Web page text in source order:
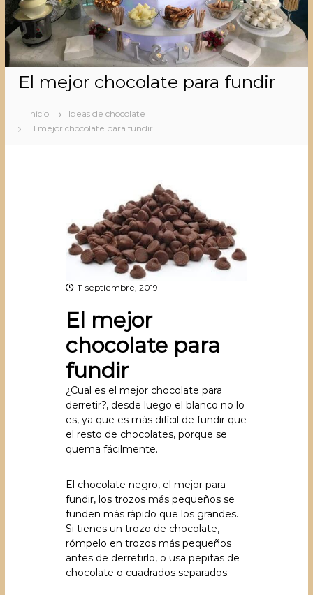
El mejor chocolate para fundir
Inicio
Ideas de chocolate
El mejor chocolate para fundir
11 septiembre, 2019
El mejor
chocolate para
fundir
¿Cual es el mejor chocolate para
derretir?, desde luego el blanco no lo
es, ya que es más difícil de fundir que
el resto de chocolates, porque se
quema fácilmente.
El chocolate negro, el mejor para
fundir, los trozos más pequeños se
funden más rápido que los grandes.
Si tienes un trozo de chocolate,
rómpelo en trozos más pequeños
antes de derretirlo, o usa pepitas de
chocolate o cuadrados separados.